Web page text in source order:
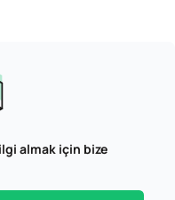
almak için bize